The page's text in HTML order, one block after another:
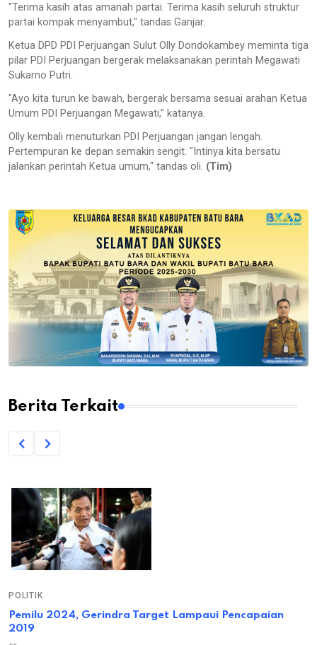
"Terima kasih atas amanah partai. Terima kasih seluruh struktur
partai kompak menyambut," tandas Ganjar.
Ketua DPD PDI Perjuangan Sulut Olly Dondokambey meminta tiga
pilar PDI Perjuangan bergerak melaksanakan perintah Megawati
Sukarno Putri.
"Ayo kita turun ke bawah, bergerak bersama sesuai arahan Ketua
Umum PDI Perjuangan Megawati," katanya.
Olly kembali menuturkan PDI Perjuangan jangan lengah.
Pertempuran ke depan semakin sengit. "Intinya kita bersatu
jalankan perintah Ketua umum," tandas oli. (Tim)
Berita Terkait
POLITIK
Pemilu 2024, Gerindra Target Lampaui Pencapaian
2019